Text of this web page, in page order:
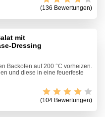
(136 Bewertungen)
mit
Dressing
Backofen auf 200 °C vorheizen.
und diese in eine feuerfeste
(104 Bewertungen)